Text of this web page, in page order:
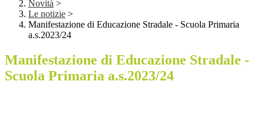
Novità >
Le notizie >
Manifestazione di Educazione Stradale - Scuola Primaria
a.s.2023/24
Manifestazione di Educazione Stradale -
Scuola Primaria a.s.2023/24